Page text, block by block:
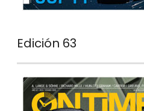
Edición 63